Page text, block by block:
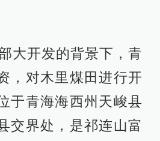
大开发的背景下，青
，对木里煤田进行开
于青海海西州天峻县
交界处，是祁连山富